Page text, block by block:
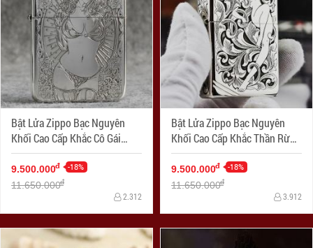
Bật Lửa Zippo Bạc Nguyên
Khối Cao Cấp Khắc Cô Gái
Sexy Và Đâu Lâu Phiên Bản
1941
9.500.000đ -18%
11.650.000đ
2.312
Bật Lửa Zippo Bạc Nguyên
Khối Cao Cấp Khắc Thần Rừng
Bản Chém Góc
9.500.000đ -18%
11.650.000đ
3.912